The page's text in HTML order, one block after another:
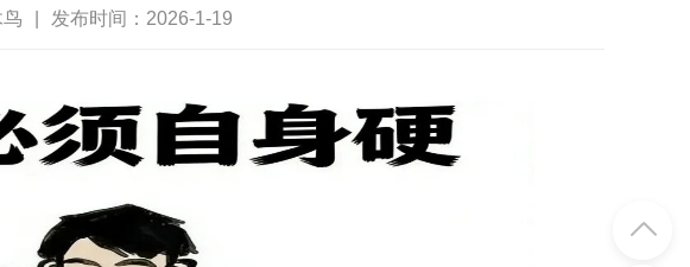
发布时间：2026-1-19